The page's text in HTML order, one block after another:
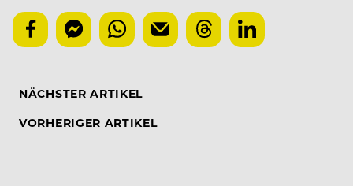
NÄCHSTER ARTIKEL
VORHERIGER ARTIKEL